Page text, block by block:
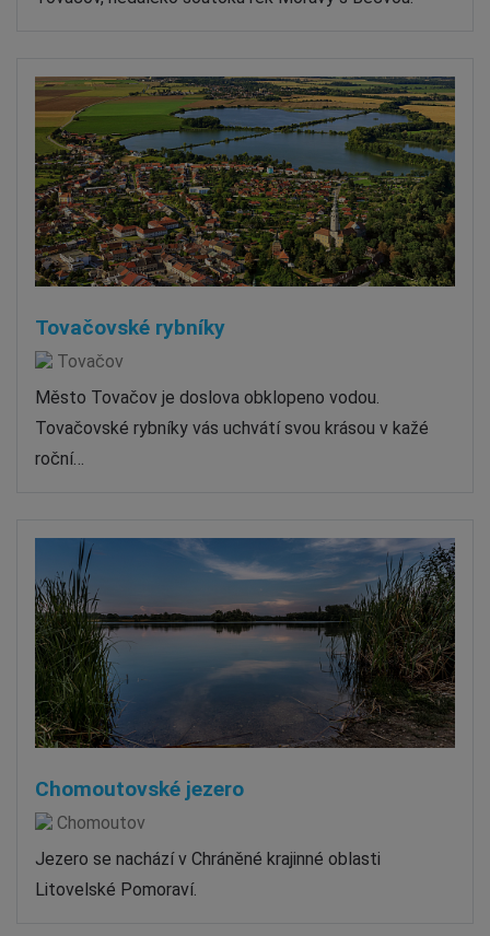
Tovačovské rybníky
Tovačov
Město Tovačov je doslova obklopeno vodou.
Tovačovské rybníky vás uchvátí svou krásou v kažé
roční…
Chomoutovské jezero
Chomoutov
Jezero se nachází v Chráněné krajinné oblasti
Litovelské Pomoraví.